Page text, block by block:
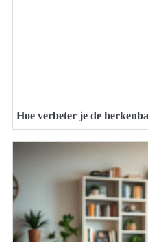
Hoe verbeter je de